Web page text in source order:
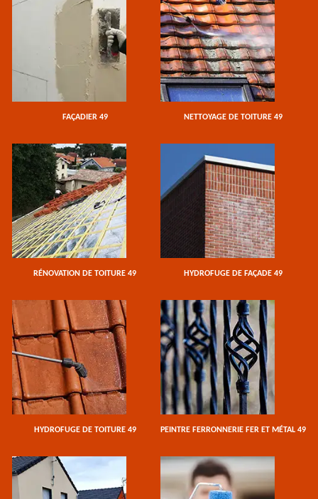
FAÇADIER 49 NETTOYAGE DE TOITURE 49
RÉNOVATION DE TOITURE 49 HYDROFUGE DE FAÇADE 49
HYDROFUGE DE TOITURE 49 PEINTRE FERRONNERIE FER ET MÉTAL 49